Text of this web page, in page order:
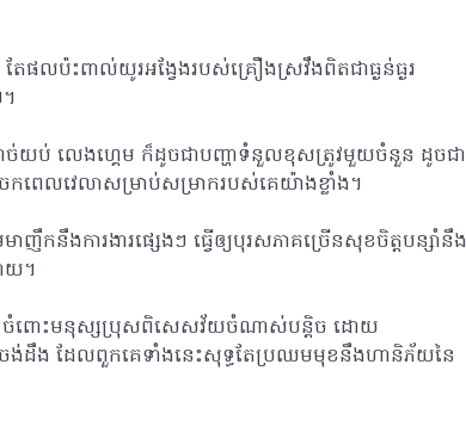
លប៉ះពាល់យូរអង្វែងរបស់គ្រឿងស្រវឹងពិតជាធ្ងន់ធ្ងរ
យប់ លេងហ្គេម ក៏ដូចជាបញ្ហាទំនួលខុសត្រូវមួយចំនួន ដូចជា
ែកពេលវេលាសម្រាប់សម្រាករបស់គេយ៉ាងខ្លាំង។
ញឹកនឹងការងារផ្សេងៗ ធ្វើឲ្យបុរសភាគច្រើនសុខចិត្តបន្សាំនឹង
យ។
ង ចំពោះមនុស្សប្រុសពិសេសវ័យចំណាស់បន្តិច ដោយ
ង់ដឹង ដែលពួកគេទាំងនេះសុទ្ធតែប្រឈមមុខនឹងហានិភ័យនៃ